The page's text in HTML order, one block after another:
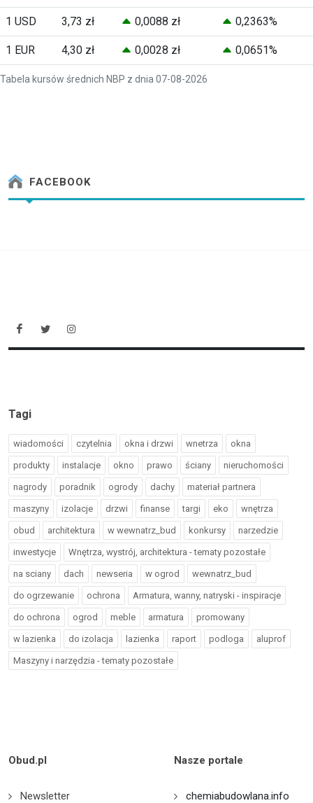
Tabela kursów średnich NBP z dnia 07-08-2026
1 USD 3,73 zł 0,0088 zł 0,2363%
1 EUR 4,30 zł 0,0028 zł 0,0651%
FACEBOOK
Tagi
wiadomości czytelnia okna i drzwi wnetrza okna
produkty instalacje okno prawo ściany nieruchomości
nagrody poradnik ogrody dachy materiał partnera
maszyny izolacje drzwi finanse targi eko wnętrza
obud architektura w wewnatrz_bud konkursy narzedzie
inwestycje Wnętrza, wystrój, architektura - tematy pozostałe
na sciany dach newseria w ogrod wewnatrz_bud
do ogrzewanie ochrona Armatura, wanny, natryski - inspiracje
do ochrona ogrod meble armatura promowany
w lazienka do izolacja lazienka raport podloga aluprof
Maszyny i narzędzia - tematy pozostałe
Obud.pl
Newsletter
Nasze portale
chemiabudowlana.info